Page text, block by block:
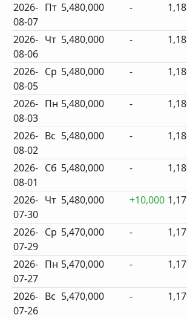
2026-
08-07
Пт 5,480,000 -
2026-
08-06
Чт 5,480,000 -
2026-
08-05
Ср 5,480,000 -
2026-
08-03
Пн 5,480,000 -
2026-
08-02
Вс 5,480,000 -
2026-
08-01
Сб 5,480,000 -
2026-
07-30
Чт 5,480,000 +10,000
2026-
07-29
Ср 5,470,000 -
2026-
07-27
Пн 5,470,000 -
2026-
07-26
Вс 5,470,000 -